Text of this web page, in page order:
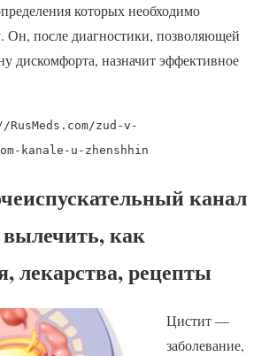
которых необходимо
Он, после диагностики, позволяющей
дискомфорта, назначит эффективное
zud-v-
kanale-u-zhenshhin
канал
как
лекарства, рецепты
Цистит —
заболевание,